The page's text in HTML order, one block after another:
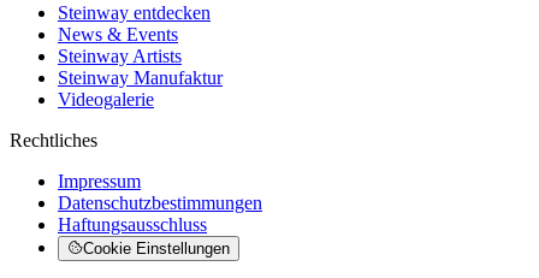
Steinway entdecken
News & Events
Steinway Artists
Steinway Manufaktur
Videogalerie
Rechtliches
Impressum
Datenschutzbestimmungen
Haftungsausschluss
Cookie Einstellungen